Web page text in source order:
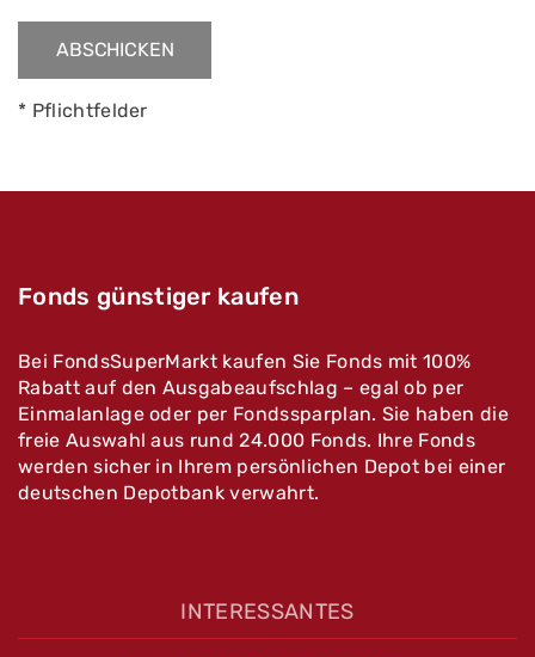
ABSCHICKEN
* Pflichtfelder
Fonds günstiger kaufen
Bei FondsSuperMarkt kaufen Sie Fonds mit 100%
Rabatt auf den Ausgabeaufschlag – egal ob per
Einmalanlage oder per Fondssparplan. Sie haben die
freie Auswahl aus rund 24.000 Fonds. Ihre Fonds
werden sicher in Ihrem persönlichen Depot bei einer
deutschen Depotbank verwahrt.
INTERESSANTES